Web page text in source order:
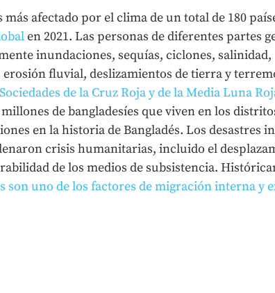
afectado por el clima de un total de 180
en 2021. Las personas de diferentes partes
inundaciones, sequías, ciclones, salinidad,
fluvial, deslizamientos de tierra y
de la Cruz Roja y de la Media Luna
millones de bangladesíes que viven en los
en la historia de Bangladés. Los desastres
crisis humanitarias, incluido el
de los medios de subsistencia.
son uno de los factores de migración interna y